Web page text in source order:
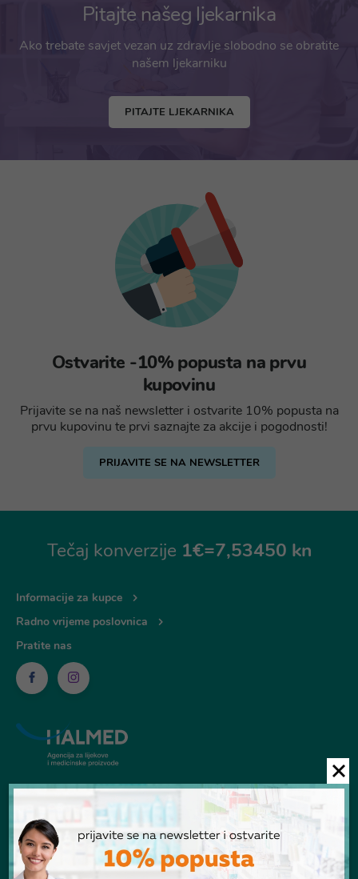
Pitajte našeg ljekarnika
Ako trebate savjet vezan uz zdravlje slobodno se obratite
našem ljekarniku
PITAJTE LJEKARNIKA
Ostvarite -10% popusta na prvu
kupovinu
Prijavite se na naš newsletter i ostvarite 10% popusta na
prvu kupovinu te prvi saznajte za akcije i pogodnosti!
PRIJAVITE SE NA NEWSLETTER
Tečaj konverzije 1€=7,53450 kn
Informacije za kupce
Radno vrijeme poslovnica
Pratite nas
© Ljekarna Talan 2026